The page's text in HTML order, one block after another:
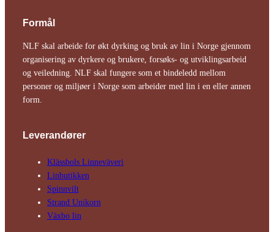
Formål
NLF skal arbeide for økt dyrking og bruk av lin i Norge gjennom
organisering av dyrkere og brukere, forsøks- og utviklingsarbeid
og veiledning. NLF skal fungere som et bindeledd mellom
personer og miljøer i Norge som arbeider med lin i en eller annen
form.
Leverandører
Klässbols Linne­väveri
Linbutikken
Spinnvilt
Strand Unikorn
Växbo lin